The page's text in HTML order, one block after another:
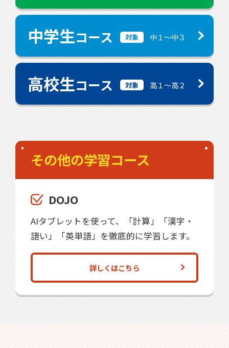
中学生コース 対象 中１〜中３
高校生コース 対象 高１〜高２
その他の学習コース
DOJO
AIタブレットを使って、「計算」「漢字・
語い」「英単語」を徹底的に学習します。
詳しくはこちら